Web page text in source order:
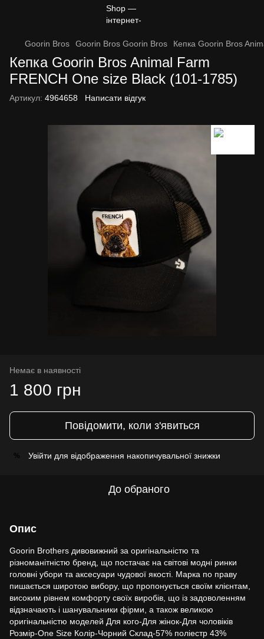
Goorin Bros Goorin Bros Goorin Bros Кепка Goorin Bros
Кепка Goorin Bros Animal Farm
FRENCH One size Black (101-1785)
Артикул: 4964658 Написати відгук
Немає в наявності
1 800 грн
Повідомити, коли з'явиться
% Увійти для відображення накопичувальної знижки
До обраного
Опис
Goorin Brothers дивовижний за оригінальністю та
різноманітністю бренд, що постачає на світові модні ринки
головні убори та аксесуари чудової якості. Марка по праву
пишається широтою вибору, що пропонується своїм клієнтам,
високим рівнем комфорту своїх виробів, що із задоволенням
відзначають і шанувальники фірми, а також великою
оригінальністю моделей Для кого-Для жінок-Для чоловіків
Розмір-One Size Колір-Чорний Склад-57% поліестр 43%